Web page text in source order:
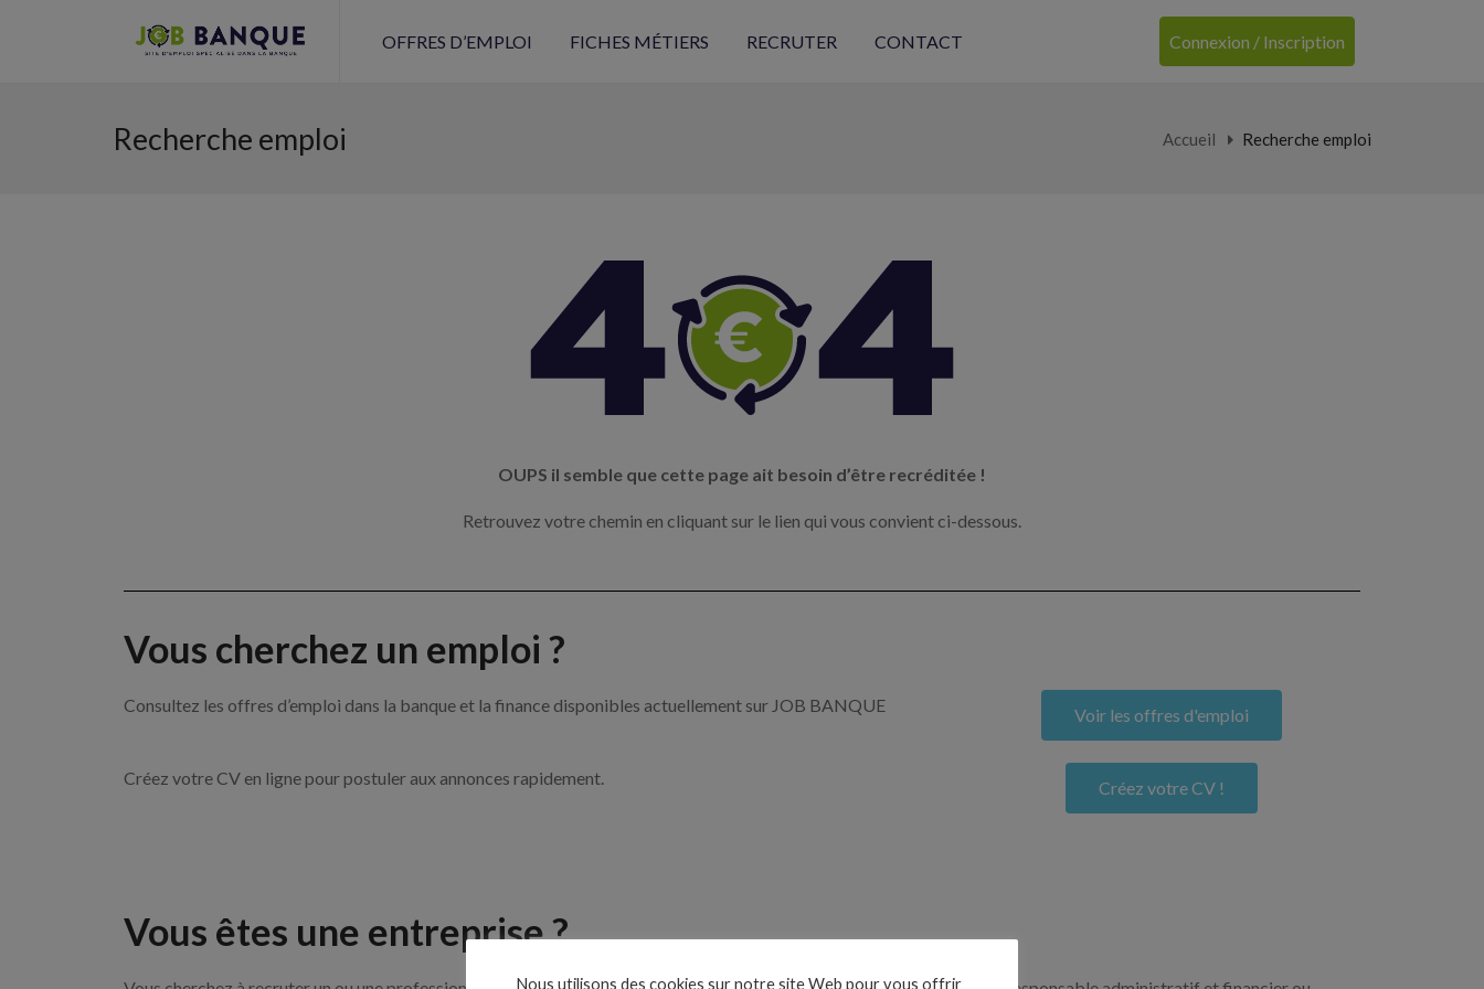
OFFRES D’EMPLOI FICHES MÉTIERS RECRUTER CONTACT Connexion / Inscription
Recherche emploi Accueil Recherche emploi
OUPS il semble que cette page ait besoin d’être recréditée !
Retrouvez votre chemin en cliquant sur le lien qui vous convient ci-dessous.
Vous cherchez un emploi ?
Consultez les offres d’emploi dans la banque et la finance disponibles actuellement sur JOB BANQUE Voir les offres d'emploi
Créez votre CV en ligne pour postuler aux annonces rapidement. Créez votre CV !
Vous êtes une entreprise ?
Nous utilisons des cookies sur notre site Web pour vous offrir